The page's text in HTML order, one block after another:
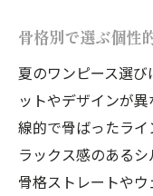
骨格別で選ぶ個性
夏のワンピース選
ットやデザインが
線的で骨ばったラ
ラックス感のあるシ
骨格ストレートや